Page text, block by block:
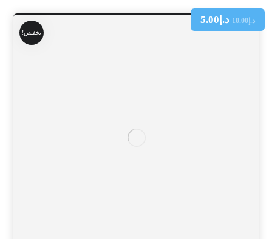
تخفيض!
د.إ10.00 د.إ 5.00